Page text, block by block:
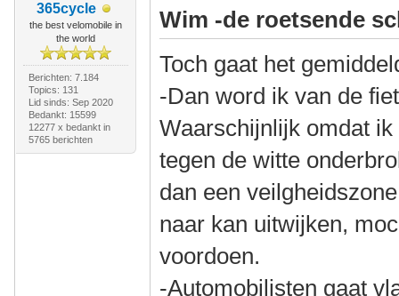
365cycle
the best velomobile in
the world
Berichten: 7.184
Topics: 131
Lid sinds: Sep 2020
Bedankt: 15599
12277 x bedankt in
5765 berichten
Wim -de roetsende
Toch gaat het
-Dan word ik van de
Waarschijnlijk omdat
tegen de witte
dan een
naar kan uitwijken,
voordoen.
-Automobilisten gaat